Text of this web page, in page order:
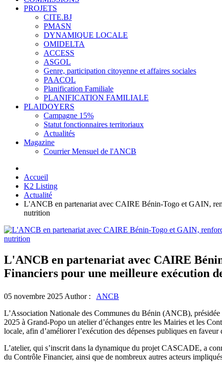
PROJETS
CITE.BJ
PMASN
DYNAMIQUE LOCALE
OMIDELTA
ACCESS
ASGOL
Genre, participation citoyenne et affaires sociales
PAACOL
Planification Familiale
PLANIFICATION FAMILIALE
PLAIDOYERS
Campagne 15%
Statut fonctionnaires territoriaux
Actualités
Magazine
Courrier Mensuel de l'ANCB
Accueil
K2 Listing
Actualité
L'ANCB en partenariat avec CAIRE Bénin-Togo et GAIN,
nutrition
L'ANCB en partenariat avec CAIRE
Financiers pour une meilleure exécution
05 novembre 2025 Author : ANCB
L’Association Nationale des Communes du Bénin (ANCB),
2025 à Grand-Popo un atelier d’échanges entre les Mairies et les
locale, afin d’améliorer l’exécution des dépenses publiques en
L’atelier, qui s’inscrit dans la dynamique du projet CASCADE, a
du Contrôle Financier, ainsi que de nombreux autres acteurs